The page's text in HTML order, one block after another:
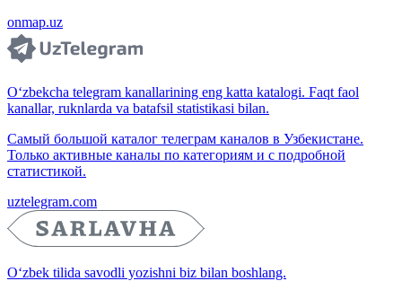
onmap.uz
O‘zbekcha telegram kanallarining eng katta katalogi. Faqt faol
kanallar, ruknlarda va batafsil statistikasi bilan.
Самый большой каталог телеграм каналов в Узбекистане.
Только активные каналы по категориям и с подробной
статистикой.
uztelegram.com
O‘zbek tilida savodli yozishni biz bilan boshlang.